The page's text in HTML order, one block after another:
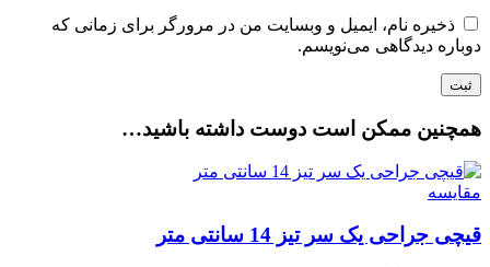
ذخیره نام، ایمیل و وبسایت من در مرورگر برای زمانی که
دوباره دیدگاهی می‌نویسم.
همچنین ممکن است دوست داشته باشید…
مقایسه
قیچی جراحی یک سر تیز 14 سانتی متر